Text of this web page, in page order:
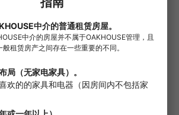
1/15
¥11,000